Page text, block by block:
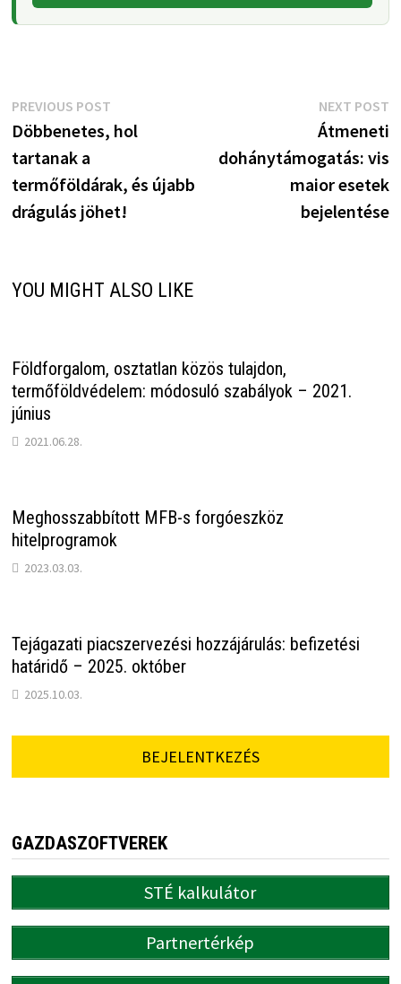
Bejegyzés
navigáció
PREVIOUS POSTPrevious
post:
Döbbenetes, hol
tartanak a
termőföldárak, és újabb
drágulás jöhet!
NEXT POST
Átmeneti
dohánytámogatás: vis
maior esetek
bejelentése
YOU MIGHT ALSO LIKE
Földforgalom, osztatlan közös tulajdon,
termőföldvédelem: módosuló szabályok – 2021.
június
2021.06.28.
Meghosszabbított MFB-s forgóeszköz
hitelprogramok
2023.03.03.
Tejágazati piacszervezési hozzájárulás: befizetési
határidő – 2025. október
2025.10.03.
BEJELENTKEZÉS
GAZDASZOFTVEREK
STÉ kalkulátor
Partnertérkép